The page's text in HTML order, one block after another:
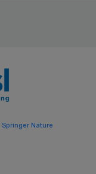
Springer Nature